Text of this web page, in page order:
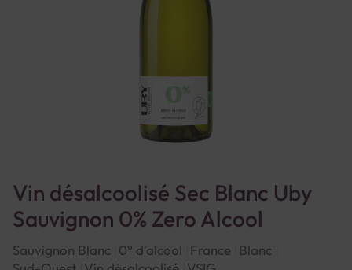
Vin désalcoolisé Sec Blanc Uby
Sauvignon 0% Zero Alcool
Sauvignon Blanc 0° d'alcool France
Blanc